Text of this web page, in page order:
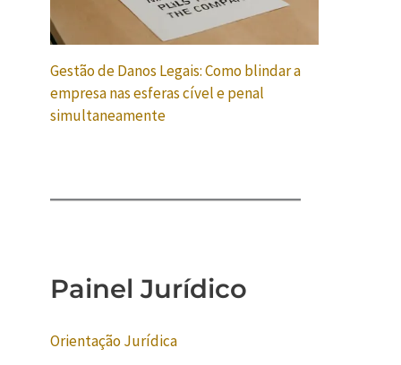
Gestão de Danos Legais: Como blindar a
empresa nas esferas cível e penal
simultaneamente
Painel Jurídico
Orientação Jurídica